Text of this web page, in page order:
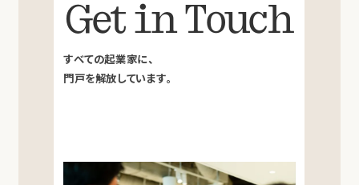
Get in Touch
すべての起業家に、
門戸を解放しています。